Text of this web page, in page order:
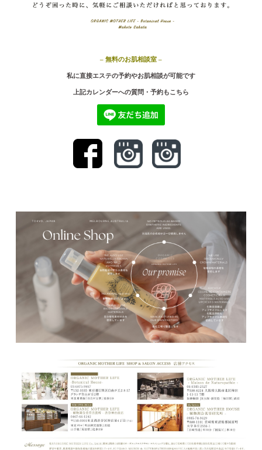
– 無料のお肌相談室 –
私に直接エステの予約やお肌相談が可能です
上記カ レンダーへの質問・予約もこちら